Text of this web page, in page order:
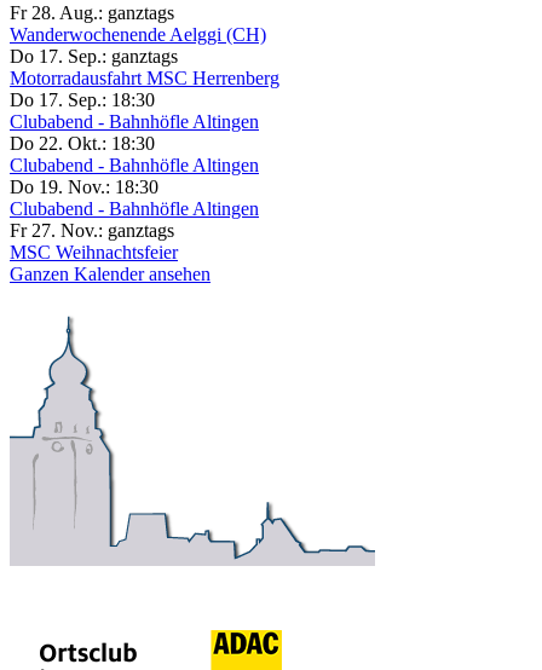
Fr 28. Aug.: ganztags
Wanderwochenende Aelggi (CH)
Do 17. Sep.: ganztags
Motorradausfahrt MSC Herrenberg
Do 17. Sep.: 18:30
Clubabend - Bahnhöfle Altingen
Do 22. Okt.: 18:30
Clubabend - Bahnhöfle Altingen
Do 19. Nov.: 18:30
Clubabend - Bahnhöfle Altingen
Fr 27. Nov.: ganztags
MSC Weihnachtsfeier
Ganzen Kalender ansehen